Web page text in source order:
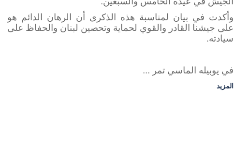
وأكدت في بيان لمناسبة هذه الذكرى أن الرهان الدائم هو
على جيشنا القادر والقوي لحماية وتحصين لبنان والحفاظ على
سيادته.
في يوبيله الماسي تمر ...
المزيد